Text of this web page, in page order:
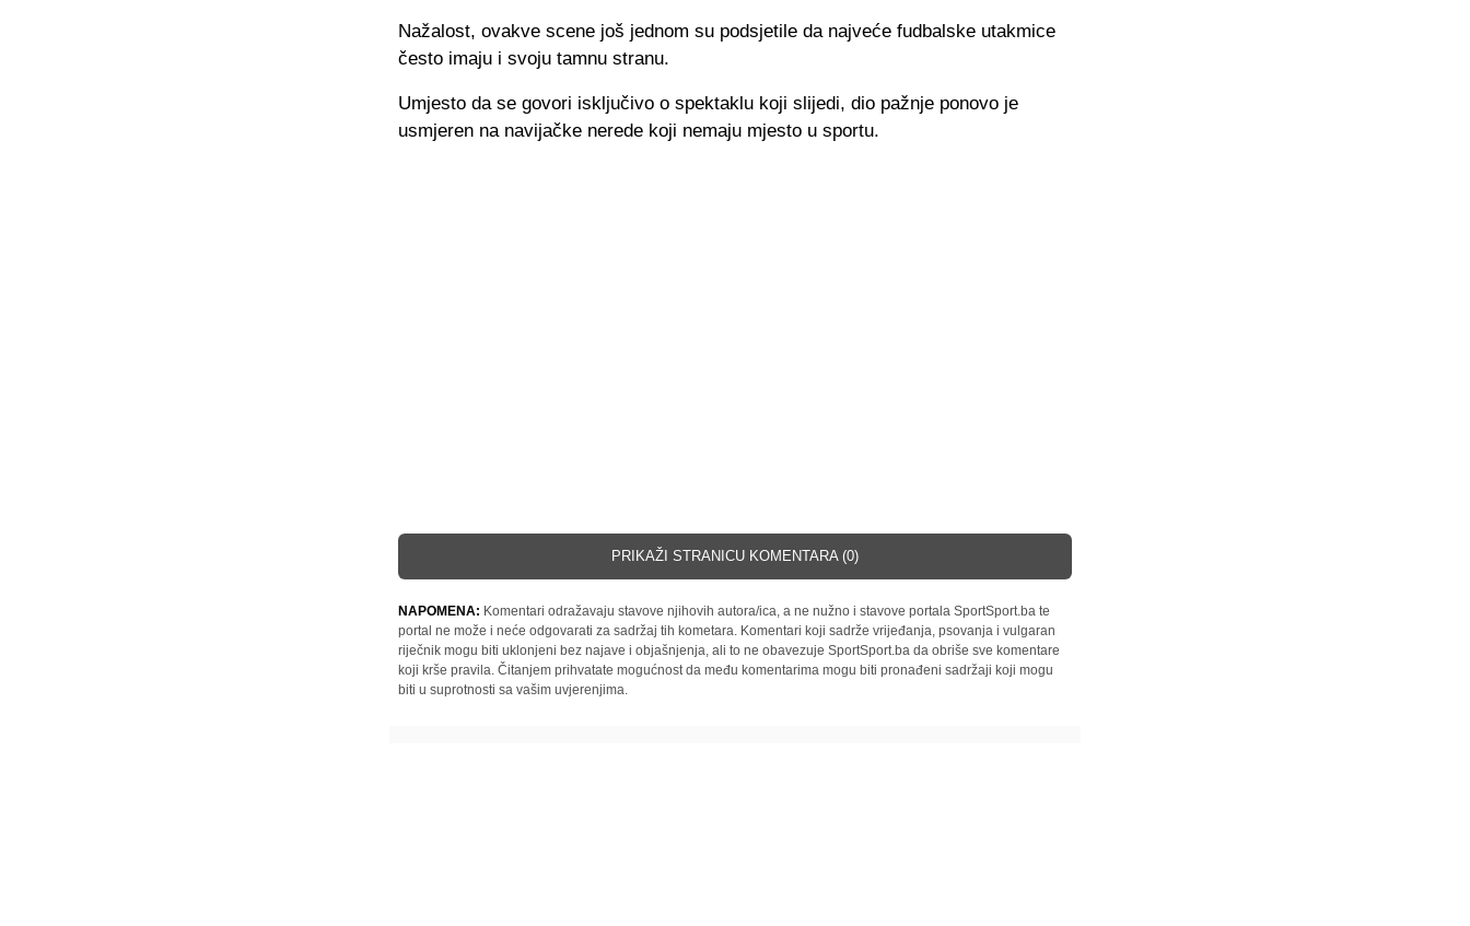
Nažalost, ovakve scene još jednom su podsjetile da najveće fudbalske utakmice
često imaju i svoju tamnu stranu.
Umjesto da se govori isključivo o spektaklu koji slijedi, dio pažnje ponovo je
usmjeren na navijačke nerede koji nemaju mjesto u sportu.
PRIKAŽI STRANICU KOMENTARA (0)
NAPOMENA: Komentari odražavaju stavove njihovih autora/ica, a ne nužno i stavove portala SportSport.ba te
portal ne može i neće odgovarati za sadržaj tih kometara. Komentari koji sadrže vrijeđanja, psovanja i vulgaran
riječnik mogu biti uklonjeni bez najave i objašnjenja, ali to ne obavezuje SportSport.ba da obriše sve komentare
koji krše pravila. Čitanjem prihvatate mogućnost da među komentarima mogu biti pronađeni sadržaji koji mogu
biti u suprotnosti sa vašim uvjerenjima.